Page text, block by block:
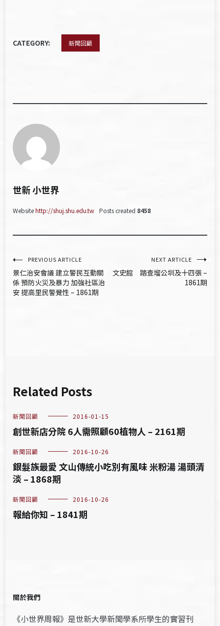
CATEGORY: 新聞回顧
世新 小世界
Websitehttp://shuj.shu.edu.tw Posts created 8458
文
章
導
PREVIOUS ARTICLE
景仁治安會議 建立警民互動關
係 預防火災及暴力 加強社區治
安 提高里民警覺性 – 1861期
NEXT ARTICLE
文史館 踏查塯公圳及十四張 –
1861期
Related Posts
新聞回顧 2016-01-15
創世新店分院 6人需照顧60植物人 – 2161期
新聞回顧 2016-10-26
銀髮族最愛 文山傳統小吃別有風味 米粉湯 湯頭清
淡 – 1868期
新聞回顧 2016-10-26
報給你知 – 1841期
關於我們
《小世界周報》是世新大學新聞學系所學生的實習刊